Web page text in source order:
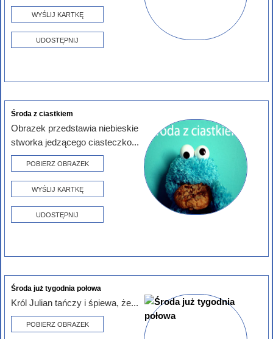
WYŚLIJ KARTKĘ
UDOSTĘPNIJ
Środa z ciastkiem
Obrazek przedstawia niebieskie
stworka jedzącego ciasteczko...
POBIERZ OBRAZEK
WYŚLIJ KARTKĘ
UDOSTĘPNIJ
Środa już tygodnia połowa
Król Julian tańczy i śpiewa, że...
POBIERZ OBRAZEK